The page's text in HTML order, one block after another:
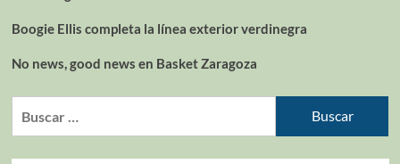
Boogie Ellis completa la línea exterior verdinegra
No news, good news en Basket Zaragoza